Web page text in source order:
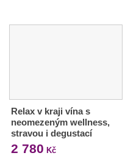
Relax v kraji vína s
neomezeným wellness,
stravou i degustací
2 780 Kč